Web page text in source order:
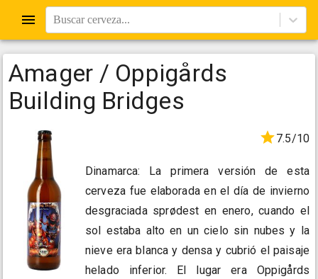
Buscar cerveza...
Amager / Oppigårds
Building Bridges
7.5/10
Dinamarca: La primera versión de esta
cerveza fue elaborada en el día de invierno
desgraciada sprødest en enero, cuando el
sol estaba alto en un cielo sin nubes y la
nieve era blanca y densa y cubrió el paisaje
helado inferior. El lugar era Oppigårds